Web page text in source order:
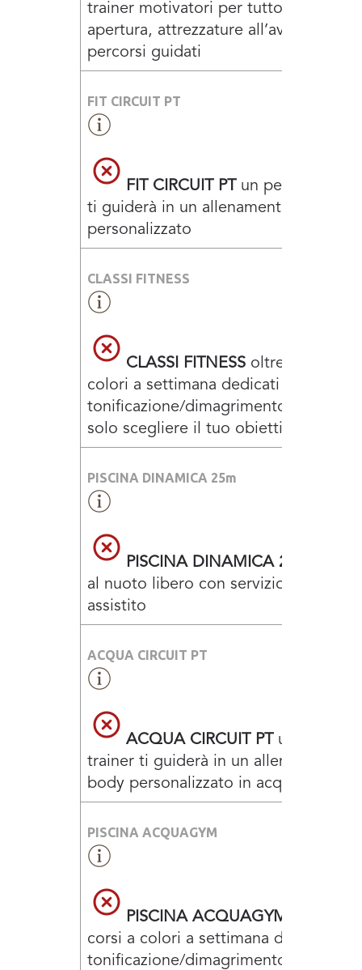
trainer motivatori per tutto l’orario di
apertura, attrezzature all’avanguardia
percorsi guidati
FIT CIRCUIT PT
FIT CIRCUIT PT un personal
ti guiderà in un allenamento total
personalizzato
CLASSI FITNESS
CLASSI FITNESS oltre 100 corsi
colori a settimana dedicati a
tonificazione/dimagrimento/
solo scegliere il tuo obiettivo
PISCINA DINAMICA 25m
PISCINA DINAMICA 25m
al nuoto libero con servizio di nuoto
assistito
ACQUA CIRCUIT PT
ACQUA CIRCUIT PT un personal
trainer ti guiderà in un allenamento
body personalizzato in acqua
PISCINA ACQUAGYM
PISCINA ACQUAGYM
corsi a colori a settimana dedicati a
tonificazione/dimagrimento/